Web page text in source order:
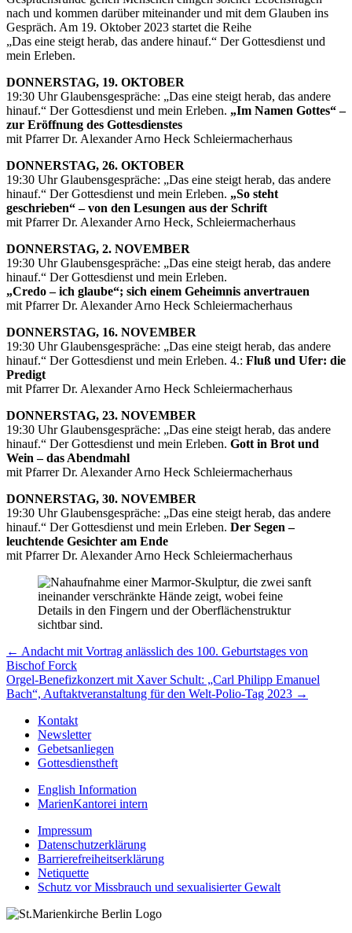
nach und kommen darüber miteinander und mit dem Glauben ins
Gespräch. Am 19. Oktober 2023 startet die Reihe
„Das eine steigt herab, das andere hinauf.“ Der Gottesdienst und
mein Erleben.
DONNERSTAG, 19. OKTOBER
19:30 Uhr Glaubensgespräche: „Das eine steigt herab, das andere
hinauf.“ Der Gottesdienst und mein Erleben. „Im Namen Gottes“ –
zur Eröffnung des Gottesdienstes
mit Pfarrer Dr. Alexander Arno Heck Schleiermacherhaus
DONNERSTAG, 26. OKTOBER
19:30 Uhr Glaubensgespräche: „Das eine steigt herab, das andere
hinauf.“ Der Gottesdienst und mein Erleben. „So steht
geschrieben“ – von den Lesungen aus der Schrift
mit Pfarrer Dr. Alexander Arno Heck, Schleiermacherhaus
DONNERSTAG, 2. NOVEMBER
19:30 Uhr Glaubensgespräche: „Das eine steigt herab, das andere
hinauf.“ Der Gottesdienst und mein Erleben.
„Credo – ich glaube“; sich einem Geheimnis anvertrauen
mit Pfarrer Dr. Alexander Arno Heck Schleiermacherhaus
DONNERSTAG, 16. NOVEMBER
19:30 Uhr Glaubensgespräche: „Das eine steigt herab, das andere
hinauf.“ Der Gottesdienst und mein Erleben. 4.: Fluß und Ufer: die
Predigt
mit Pfarrer Dr. Alexander Arno Heck Schleiermacherhaus
DONNERSTAG, 23. NOVEMBER
19:30 Uhr Glaubensgespräche: „Das eine steigt herab, das andere
hinauf.“ Der Gottesdienst und mein Erleben. Gott in Brot und
Wein – das Abendmahl
mit Pfarrer Dr. Alexander Arno Heck Schleiermacherhaus
DONNERSTAG, 30. NOVEMBER
19:30 Uhr Glaubensgespräche: „Das eine steigt herab, das andere
hinauf.“ Der Gottesdienst und mein Erleben. Der Segen –
leuchtende Gesichter am Ende
mit Pfarrer Dr. Alexander Arno Heck Schleiermacherhaus
Beitragsnavigation
← Andacht mit Vortrag anlässlich des 100. Geburtstages von
Bischof Forck
Orgel-Benefizkonzert mit Xaver Schult: „Carl Philipp Emanuel
Bach“, Auftaktveranstaltung für den Welt-Polio-Tag 2023 →
Kontakt
Newsletter
Gebetsanliegen
Gottesdienstheft
English Information
MarienKantorei intern
Impressum
Datenschutzerklärung
Barrierefreiheitserklärung
Netiquette
Schutz vor Missbrauch und sexualisierter Gewalt